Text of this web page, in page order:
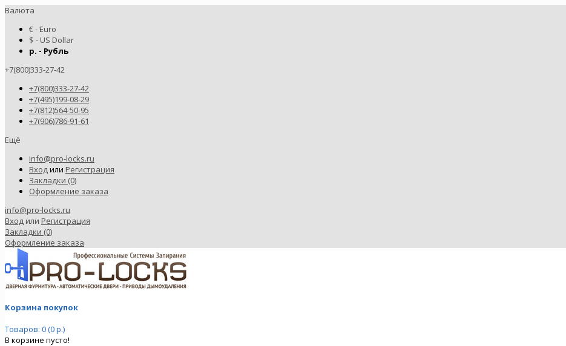
Валюта
€ - Euro
$ - US Dollar
р. - Рубль
+7(800)333-27-42
+7(800)333-27-42
+7(495)199-08-29
+7(812)564-50-95
+7(906)786-91-61
Ещё
info@pro-locks.ru
Входили Регистрация
Закладки (0)
Оформление заказа
info@pro-locks.ru
Вход или Регистрация
Закладки (0)
Оформление заказа
Корзина покупок
Товаров: 0 (0 р.)
В корзине пусто!